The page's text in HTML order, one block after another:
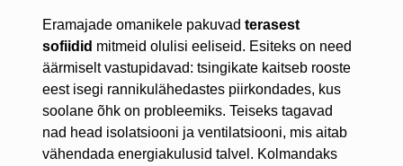
Eramajade omanikele pakuvad terasest
sofiidid mitmeid olulisi eeliseid. Esiteks on need
äärmiselt vastupidavad: tsingikate kaitseb rooste
eest isegi rannikulähedastes piirkondades, kus
soolane õhk on probleemiks. Teiseks tagavad
nad head isolatsiooni ja ventilatsiooni, mis aitab
vähendada energiakulusid talvel. Kolmandaks